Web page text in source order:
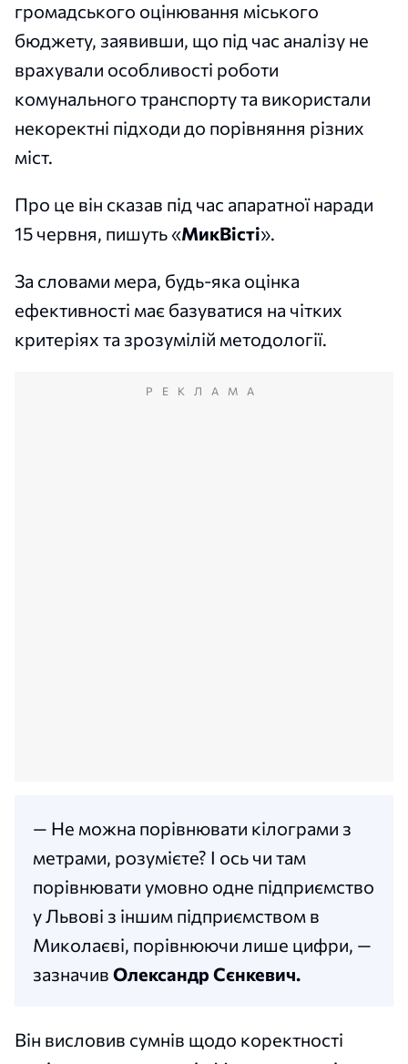
громадського оцінювання міського
бюджету, заявивши, що під час аналізу не
врахували особливості роботи
комунального транспорту та використали
некоректні підходи до порівняння різних
міст.
Про це він сказав під час апаратної наради
15 червня, пишуть «МикВісті».
За словами мера, будь-яка оцінка
ефективності має базуватися на чітких
критеріях та зрозумілій методології.
РЕКЛАМА
— Не можна порівнювати кілограми з
метрами, розумієте? І ось чи там
порівнювати умовно одне підприємство
у Львові з іншим підприємством в
Миколаєві, порівнюючи лише цифри, —
зазначив Олександр Сєнкевич.
Він висловив сумнів щодо коректності